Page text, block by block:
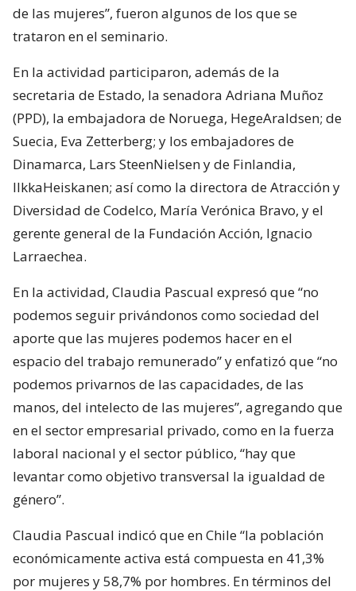
de las mujeres”, fueron algunos de los que se
trataron en el seminario.
En la actividad participaron, además de la
secretaria de Estado, la senadora Adriana Muñoz
(PPD), la embajadora de Noruega, HegeAraldsen; de
Suecia, Eva Zetterberg; y los embajadores de
Dinamarca, Lars SteenNielsen y de Finlandia,
IlkkaHeiskanen; así como la directora de Atracción y
Diversidad de Codelco, María Verónica Bravo, y el
gerente general de la Fundación Acción, Ignacio
Larraechea.
En la actividad, Claudia Pascual expresó que “no
podemos seguir privándonos como sociedad del
aporte que las mujeres podemos hacer en el
espacio del trabajo remunerado” y enfatizó que “no
podemos privarnos de las capacidades, de las
manos, del intelecto de las mujeres”, agregando que
en el sector empresarial privado, como en la fuerza
laboral nacional y el sector público, “hay que
levantar como objetivo transversal la igualdad de
género”.
Claudia Pascual indicó que en Chile “la población
económicamente activa está compuesta en 41,3%
por mujeres y 58,7% por hombres. En términos del